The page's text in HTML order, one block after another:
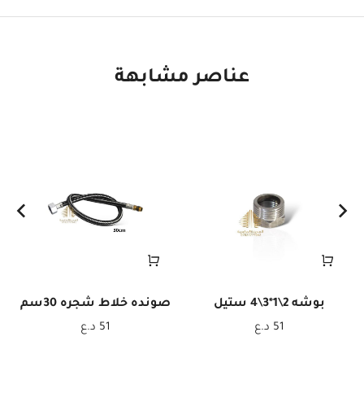
عناصر مشابهة
بوشه 2\1*3\4 ستيل
51 د.ع
صونده خلاط شجره 30سم
51 د.ع